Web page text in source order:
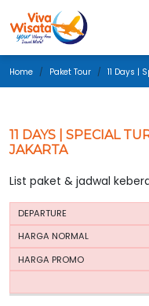
Home Paket Tour
11 DAYS | SPECIAL
JAKARTA
List paket & jadwal
PERIODE
HARGA